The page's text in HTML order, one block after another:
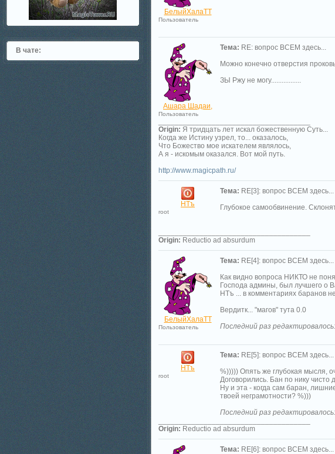
В чате:
БелыйХалаТТ
Пользователь
Ашара Шадаи,
Пользователь
Тема: RE: вопрос ВСЕМ здесь...
Можно конечно отверстия
ЗЫ Ржу не могу.................
Origin: Я тридцать лет искал божественную Суть...
Когда же Истину узрел, то... оказалось,
Что Божество мое искателем являлось,
А я - искомым оказался. Вот мой путь.
http://www.magicpath.ru/
НТъ
root
Тема: RE[3]: вопрос ВСЕМ здесь...
Глубокое самообвинение.
Origin: Reductio ad absurdum
БелыйХалаТТ
Пользователь
Тема: RE[4]: вопрос ВСЕМ здесь...
Как видно вопроса НИКТО не
Господа админы, был лучшего о
НТъ ... в комментариях баранов
Вердитк... "магов" тута 0.0
Последний раз
НТъ
root
Тема: RE[5]: вопрос ВСЕМ здесь...
%))))) Опять же глубокая мысля,
Договорились. Бан по нику
Ну и эта - когда сам баран,
твоей неграмотности? %)))
Последний раз
Origin: Reductio ad absurdum
Тема: RE[6]: вопрос ВСЕМ здесь...